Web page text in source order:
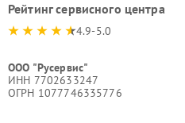
Рейтинг сервисного центра
4.9-5.0
ООО "Русервис"
ИНН 7702633247
ОГРН 1077746335776